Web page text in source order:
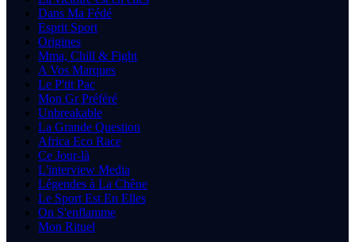
Dans Ma Fédé
Esprit Sport
Origines
Mma, Chill & Fight
A Vos Marques
Le P'tit Pac
Mon Gr Préféré
Unbreakable
La Grande Question
Africa Eco Race
Ce Jour-là
L'interview Media
Légendes à La Chêne
Le Sport Est En Elles
On S'enflamme
Mon Rituel